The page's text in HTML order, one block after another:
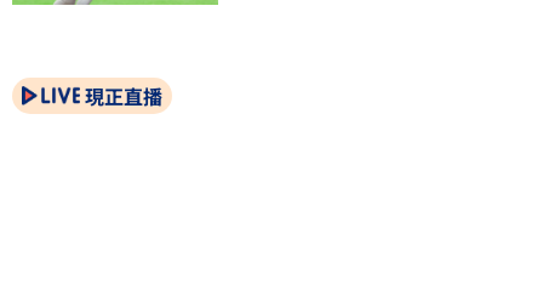
現正直播